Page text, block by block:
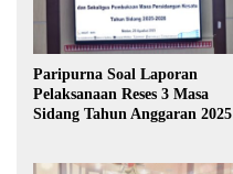
Paripurna Soal Laporan
Pelaksanaan Reses 3 Masa
Sidang Tahun Anggaran 2025